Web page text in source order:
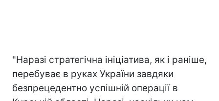
"Наразі стратегічна ініціатива, як і раніше,
перебуває в руках України завдяки
безпрецедентно успішній операції в